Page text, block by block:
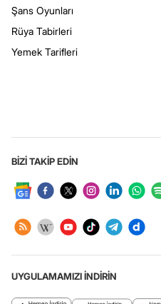
Şans Oyunları
Rüya Tabirleri
Yemek Tarifleri
BİZİ TAKİP EDİN
UYGULAMAMIZI İNDİRİN